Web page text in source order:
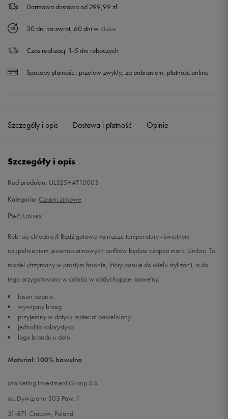
Darmowa dostawa od 299,99 zł
30 dni na zwrot, 60 dni w Klubie
Czas realizacji 1-5 dni roboczych
Sposoby płatności: przelew zwykły, za pobraniem, płatność online
Szczegóły i opis Dostawa i płatność Opinie
Szczegóły i opis
Kod produktu: UL325HAT10003
Kategoria: Czapki zimowe
Płeć: Unisex
Robi się chłodniej? Bądź gotowa na niższe temperatury - świetnym
uzupełnieniem jesienno-zimowych outfitów będzie czapka marki Umbro. To
model utrzymany w prostym fasonie, który pasuje do wielu stylizacji, a do
tego przygotowany w całości w oddychającej bawełny.
fason beanie
wywijany brzeg
przyjemny w dotyku materiał bawełniany
jednolita kolorystyka
logo brandu u dołu
Materiał: 100% bawełna
Marketing Investment Group S.A.
os. Dywizjonu 303 Paw. 1
31-871 Cracow, Poland